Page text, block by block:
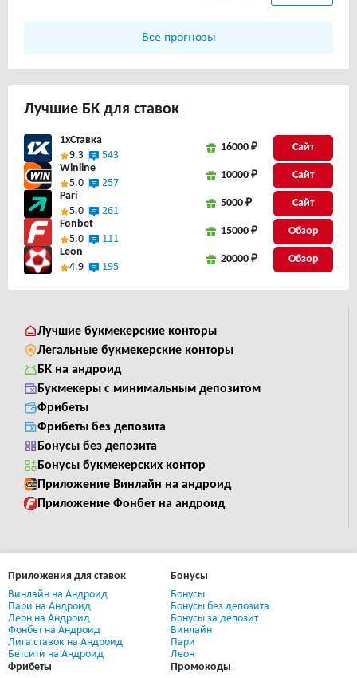
Все прогнозы
Лучшие БК для ставок
1xСтавка
9.3
543
16000 ₽
Сайт
Winline
5.0
257
10000 ₽
Сайт
Pari
5.0
261
5000 ₽
Сайт
Fonbet
5.0
111
15000 ₽
Leon
4.9
195
20000 ₽
Лучшие букмекерские конторы
Легальные букмекерские конторы
БК на андроид
Букмекеры с минимальным депозитом
Фрибеты
Фрибеты без депозита
Бонусы без депозита
Бонусы букмекерских контор
Приложение Винлайн на андроид
Приложение Фонбет на андроид
Приложения для ставок
Винлайн на Андроид
Пари на Андроид
Леон на Андроид
Фонбет на Андроид
Лига ставок на Андроид
Бетсити на Андроид
Бонусы
Бонусы
Бонусы без депозита
Бонусы за депозит
Винлайн
Пари
Леон
Фрибеты
Промокоды